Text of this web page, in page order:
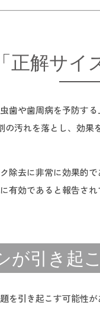
正解サイ
歯や歯周病を予防す
汚れを落とし、効
除去に非常に効果的
効であると報告さ
が引き起
引き起こす可能性が